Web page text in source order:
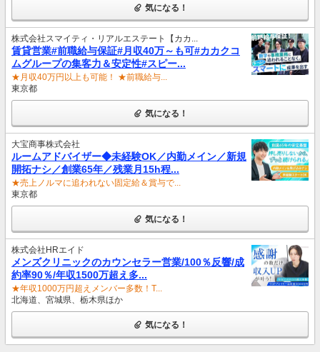
気になる！
株式会社スマイティ・リアルエステート【カカ...
賃貸営業#前職給与保証#月収40万～も可#カカクコ
ムグループの集客力＆安定性#スピー...
★月収40万円以上も可能！ ★前職給与...
東京都
気になる！
大宝商事株式会社
ルームアドバイザー◆未経験OK／内勤メイン／新規
開拓ナシ／創業65年／残業月15h程...
★売上ノルマに追われない固定給＆賞与で...
東京都
気になる！
株式会社HRエイド
メンズクリニックのカウンセラー営業/100％反響/成
約率90％/年収1500万超え多...
★年収1000万円超えメンバー多数！T...
北海道、宮城県、栃木県ほか
気になる！